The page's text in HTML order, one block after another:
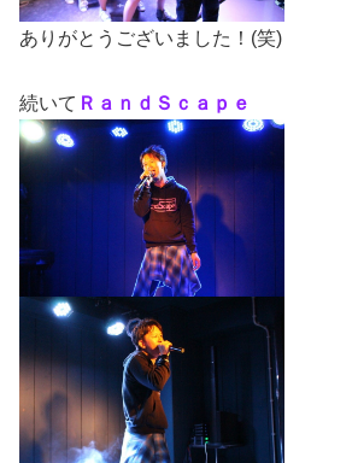
ありがとうございました！(笑)
続いて ＲａｎｄＳｃａｐｅ